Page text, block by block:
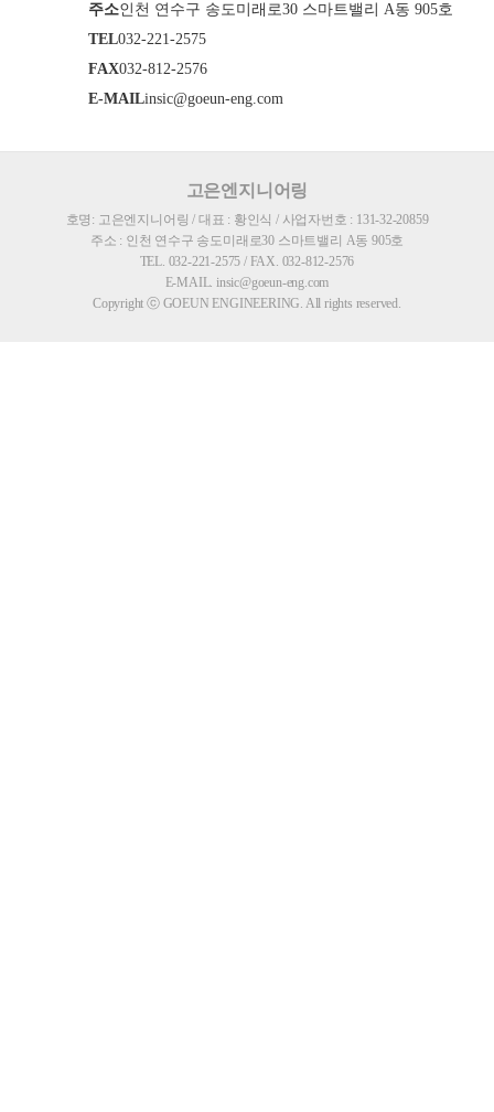
주소인천 연수구 송도미래로30 스마트밸리 A동 905호
TEL032-221-2575
FAX032-812-2576
E-MAILinsic@goeun-eng.com
고은엔지니어링
호명: 고은엔지니어링 / 대표 : 황인식 / 사업자번호 : 131-32-20859
주소 : 인천 연수구 송도미래로30 스마트밸리 A동 905호
TEL. 032-221-2575 / FAX. 032-812-2576
E-MAIL. insic@goeun-eng.com
Copyright ⓒ GOEUN ENGINEERING. All rights reserved.